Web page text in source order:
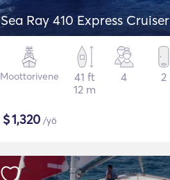
Sea Ray 410 Express Cruiser
Moottorivene
41 ft
12 m
4 2
$1,320 /yö